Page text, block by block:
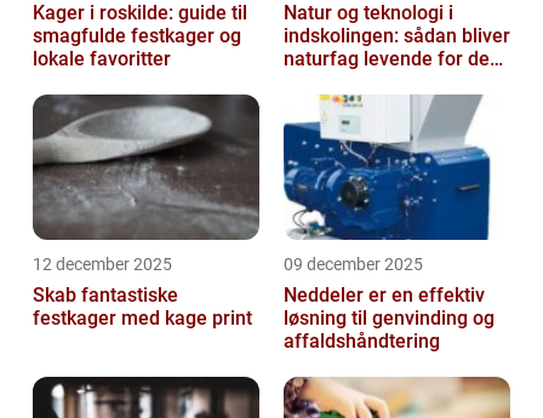
Kager i roskilde: guide til
smagfulde festkager og
lokale favoritter
Natur og teknologi i
indskolingen: sådan bliver
naturfag levende for de
12 december 2025
Skab fantastiske
festkager med kage print
09 december 2025
Neddeler er en effektiv
løsning til genvinding og
affaldshåndtering